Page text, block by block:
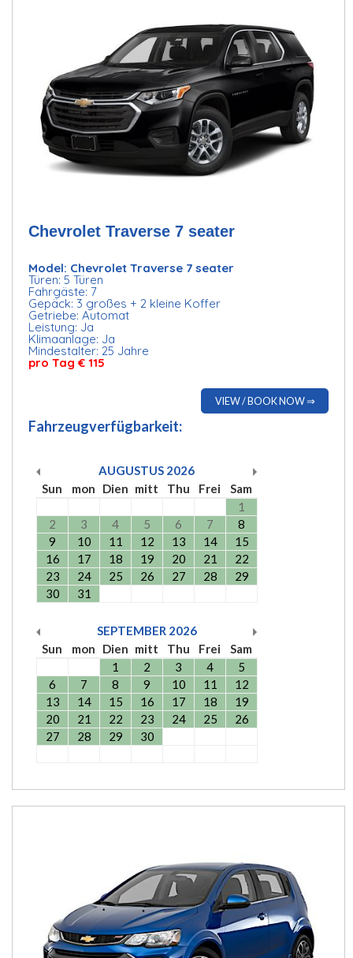
Chevrolet Traverse 7 seater
Model: Chevrolet Traverse 7 seater
Türen: 5 Türen
Fahrgäste: 7
Gepäck: 3 großes + 2 kleine Koffer
Getriebe: Automat
Leistung: Ja
Klimaanlage: Ja
Mindestalter: 25 Jahre
pro Tag € 115
VIEW / BOOK NOW ⇒
Fahrzeugverfügbarkeit:
AUGUSTUS 2026
Sun
mon Dien mitt Thu Frei
Sam
1
2
3 4 5 6 7
8
9
10 11 12 13 14
15
16
17 18 19 20 21
22
23
24 25 26 27 28
29
30
31
SEPTEMBER 2026
Sun
mon Dien mitt Thu Frei
Sam
1
2 3 4
5
6
7 8 9 10 11
12
13
14 15 16 17 18
19
20
21 22 23 24 25
26
27
28 29 30